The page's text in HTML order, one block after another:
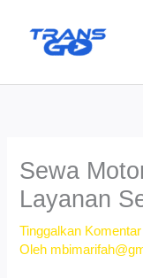
Sewa
Layanan
Tinggalkan Komentar
Oleh